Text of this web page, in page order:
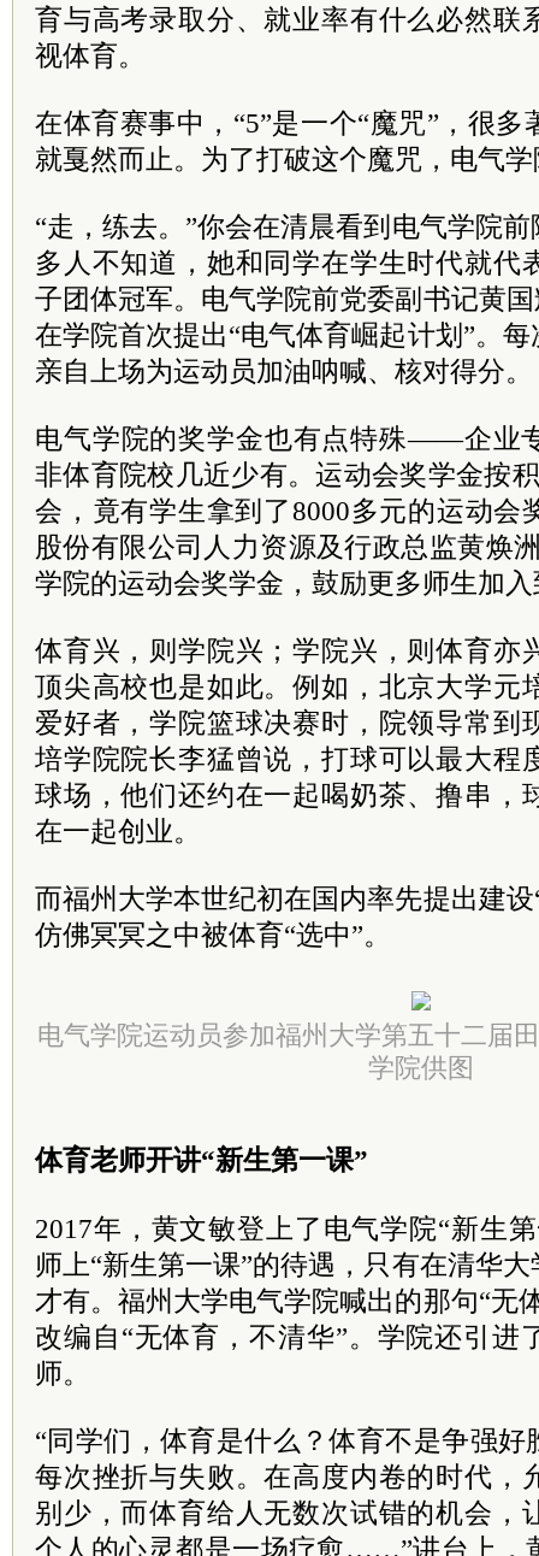
育与高考录取分、就业率有什么必然联
视体育。
在体育赛事中，“5”是一个“魔咒”，很
就戛然而止。为了打破这个魔咒，电气
“走，练去。”你会在清晨看到电气学院
多人不知道，她和同学在学生时代就代
子团体冠军。电气学院前党委副书记黄
在学院首次提出“电气体育崛起计划”。
亲自上场为运动员加油呐喊、核对得分。
电气学院的奖学金也有点特殊——企业
非体育院校几近少有。运动会奖学金按
会，竟有学生拿到了8000多元的运动会
股份有限公司人力资源及行政总监黄焕
学院的运动会奖学金，鼓励更多师生加
体育兴，则学院兴；学院兴，则体育亦
顶尖高校也是如此。例如，北京大学元
爱好者，学院篮球决赛时，院领导常到
培学院院长李猛曾说，打球可以最大程
球场，他们还约在一起喝奶茶、撸串，
在一起创业。
而福州大学本世纪初在国内率先提出建
仿佛冥冥之中被体育“选中”。
电气学院运动员参加福州大学第五十二届
学院供图
体育老师开讲“新生第一课”
2017年，黄文敏登上了电气学院“新生
师上“新生第一课”的待遇，只有在清华
才有。福州大学电气学院喊出的那句“无
改编自“无体育，不清华”。学院还引进
师。
“同学们，体育是什么？体育不是争强
每次挫折与失败。在高度内卷的时代，
别少，而体育给人无数次试错的机会，
个人的心灵都是一场疗愈……”讲台上，